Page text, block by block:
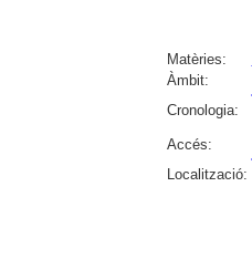
Matèries:
Àmbit:
Cronologia:
Accés:
Localització: